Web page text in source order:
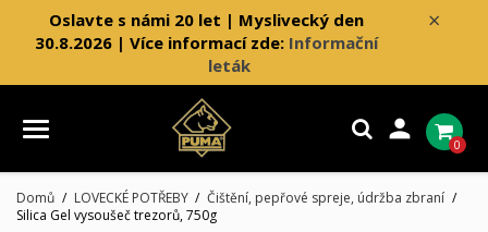
×
Oslavte s námi 20 let | Myslivecký den
30.8.2026 | Více informací zde: Informační
leták

0
Domů LOVECKÉ POTŘEBY
Čištění, pepřové spreje, údržba zbraní
Silica Gel vysoušeč trezorů, 750g